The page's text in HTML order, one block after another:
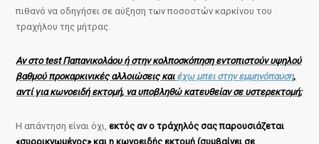
πιθανό να οδηγήσει σε αύξηση των ποσοστών καρκίνου του
τραχήλου της μήτρας.
Αν στο test Παπανικολάου ή στην κολποσκόπηση εντοπιστούν υψηλού
βαθμού προκαρκινικές αλλοιώσεις και έχω μπει στην εμμηνόπαυση,
αντί για κωνοειδή εκτομή, να υποβληθώ κατευθείαν σε υστερεκτομή;
Η απάντηση είναι όχι,εκτός αν ο τράχηλός σας παρουσιάζεται
«συρρικνωμένος» και η κωνοειδής εκτομή (συμβαίνει σε